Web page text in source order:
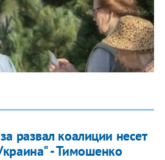
развал коалиции несет
- Тимошенко